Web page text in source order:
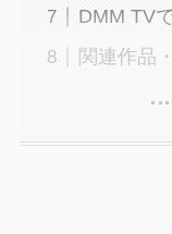
DMM TV
関連作品